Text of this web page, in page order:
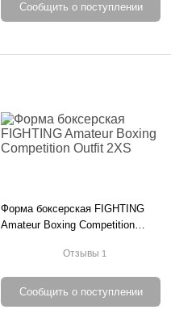
Сообщить о поступлении
Форма боксерская FIGHTING
Amateur Boxing Competition
Отзывы 1
Сообщить о поступлении